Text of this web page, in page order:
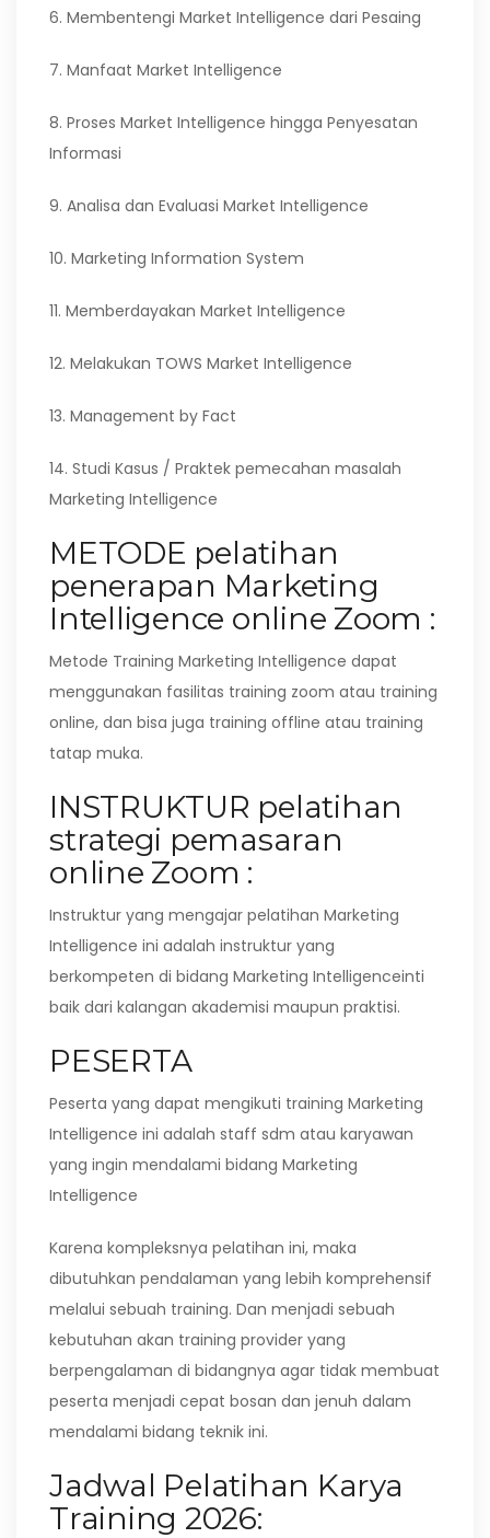
6. Membentengi Market Intelligence dari Pesaing
7. Manfaat Market Intelligence
8. Proses Market Intelligence hingga Penyesatan
Informasi
9. Analisa dan Evaluasi Market Intelligence
10. Marketing Information System
11. Memberdayakan Market Intelligence
12. Melakukan TOWS Market Intelligence
13. Management by Fact
14. Studi Kasus / Praktek pemecahan masalah
Marketing Intelligence
METODE pelatihan
penerapan Marketing
Intelligence online Zoom :
Metode Training Marketing Intelligence dapat
menggunakan fasilitas training zoom atau training
online, dan bisa juga training offline atau training
tatap muka.
INSTRUKTUR pelatihan
strategi pemasaran
online Zoom :
Instruktur yang mengajar pelatihan Marketing
Intelligence ini adalah instruktur yang
berkompeten di bidang Marketing Intelligenceinti
baik dari kalangan akademisi maupun praktisi.
PESERTA
Peserta yang dapat mengikuti training Marketing
Intelligence ini adalah staff sdm atau karyawan
yang ingin mendalami bidang Marketing
Intelligence
Karena kompleksnya pelatihan ini, maka
dibutuhkan pendalaman yang lebih komprehensif
melalui sebuah training. Dan menjadi sebuah
kebutuhan akan training provider yang
berpengalaman di bidangnya agar tidak membuat
peserta menjadi cepat bosan dan jenuh dalam
mendalami bidang teknik ini.
Jadwal Pelatihan Karya
Training 2026: